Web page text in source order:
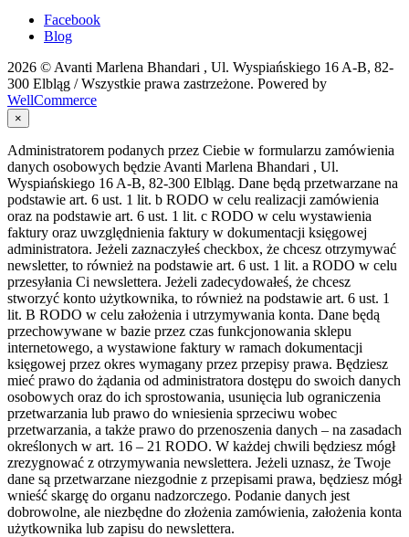
Facebook
Blog
2026 © Avanti Marlena Bhandari , Ul. Wyspiańskiego 16 A-B, 82-
300 Elbląg / Wszystkie prawa zastrzeżone. Powered by
WellCommerce
×
Administratorem podanych przez Ciebie w formularzu zamówienia
danych osobowych będzie Avanti Marlena Bhandari , Ul.
Wyspiańskiego 16 A-B, 82-300 Elbląg. Dane będą przetwarzane na
podstawie art. 6 ust. 1 lit. b RODO w celu realizacji zamówienia
oraz na podstawie art. 6 ust. 1 lit. c RODO w celu wystawienia
faktury oraz uwzględnienia faktury w dokumentacji księgowej
administratora. Jeżeli zaznaczyłeś checkbox, że chcesz otrzymywać
newsletter, to również na podstawie art. 6 ust. 1 lit. a RODO w celu
przesyłania Ci newslettera. Jeżeli zadecydowałeś, że chcesz
stworzyć konto użytkownika, to również na podstawie art. 6 ust. 1
lit. B RODO w celu założenia i utrzymywania konta. Dane będą
przechowywane w bazie przez czas funkcjonowania sklepu
internetowego, a wystawione faktury w ramach dokumentacji
księgowej przez okres wymagany przez przepisy prawa. Będziesz
mieć prawo do żądania od administratora dostępu do swoich danych
osobowych oraz do ich sprostowania, usunięcia lub ograniczenia
przetwarzania lub prawo do wniesienia sprzeciwu wobec
przetwarzania, a także prawo do przenoszenia danych – na zasadach
określonych w art. 16 – 21 RODO. W każdej chwili będziesz mógł
zrezygnować z otrzymywania newslettera. Jeżeli uznasz, że Twoje
dane są przetwarzane niezgodnie z przepisami prawa, będziesz mógł
wnieść skargę do organu nadzorczego. Podanie danych jest
dobrowolne, ale niezbędne do złożenia zamówienia, założenia konta
użytkownika lub zapisu do newslettera.